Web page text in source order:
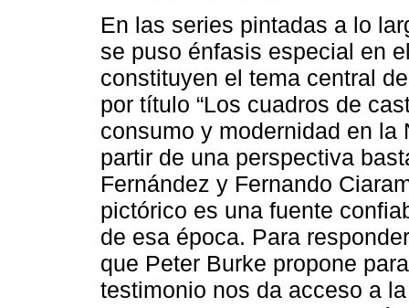
En las series pintadas a lo
se puso énfasis especial en
constituyen el tema central
por título “Los cuadros de
consumo y modernidad en la
partir de una perspectiva
Fernández y Fernando
pictórico es una fuente
de esa época. Para
que Peter Burke propone
testimonio nos da acceso a